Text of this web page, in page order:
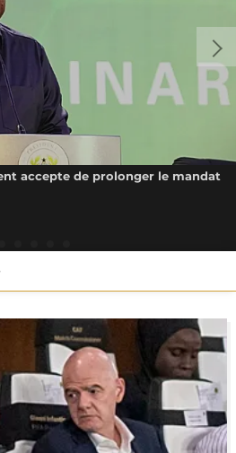
accepte de prolonger le mandat